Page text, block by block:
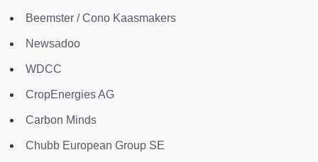
Beemster / Cono Kaasmakers
Newsadoo
WDCC
CropEnergies AG
Carbon Minds
Chubb European Group SE